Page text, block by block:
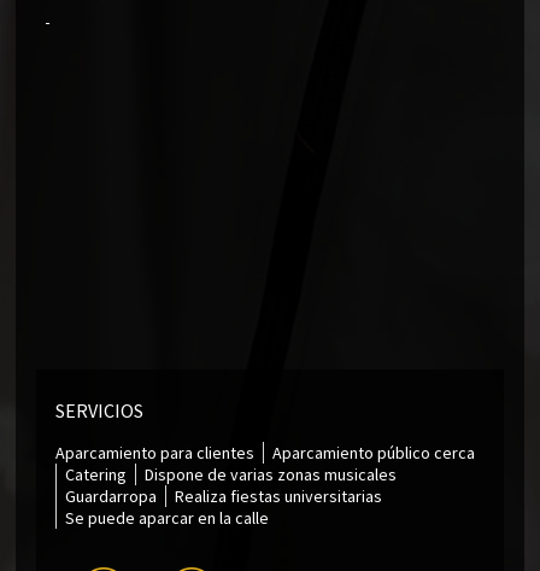
SERVICIOS
Aparcamiento para clientes
Aparcamiento público cerca
Catering
Dispone de varias zonas musicales
Guardarropa
Realiza fiestas universitarias
Se puede aparcar en la calle